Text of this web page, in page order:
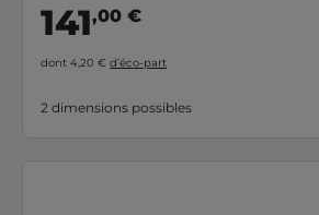
141,00 €
dont 4,20 € d’éco-part
2 dimensions possibles